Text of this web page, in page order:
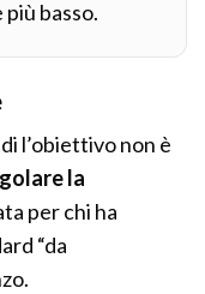
basso.
l’obiettivo non è
la
per chi ha
“da